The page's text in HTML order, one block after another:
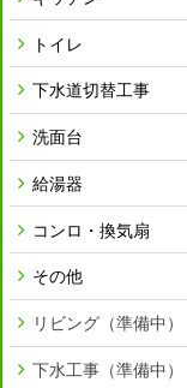
トイレ
下水道切替工事
洗面台
給湯器
コンロ・換気扇
その他
リビング（準備中）
下水工事（準備中）